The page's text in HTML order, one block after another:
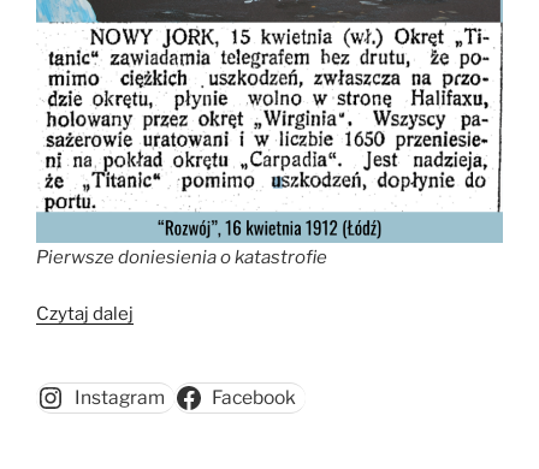
Pierwsze doniesienia o katastrofie
Czytaj dalej
Instagram Facebook